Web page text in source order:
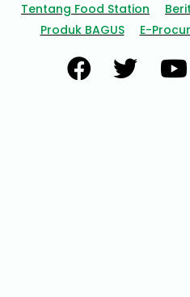
Tentang Food Station
Produk BAGUS
E-